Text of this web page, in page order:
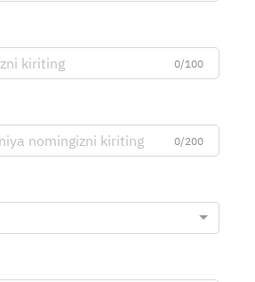
0/100
0/200